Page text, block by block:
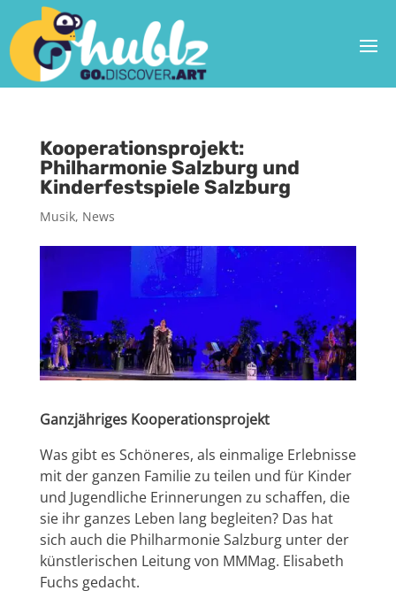
Kooperationsprojekt:
Philharmonie Salzburg und
Kinderfestspiele Salzburg
Musik, News
Ganzjähriges Kooperationsprojekt
Was gibt es Schöneres, als einmalige Erlebnisse
mit der ganzen Familie zu teilen und für Kinder
und Jugendliche Erinnerungen zu schaffen, die
sie ihr ganzes Leben lang begleiten? Das hat
sich auch die Philharmonie Salzburg unter der
künstlerischen Leitung von MMMag. Elisabeth
Fuchs gedacht.